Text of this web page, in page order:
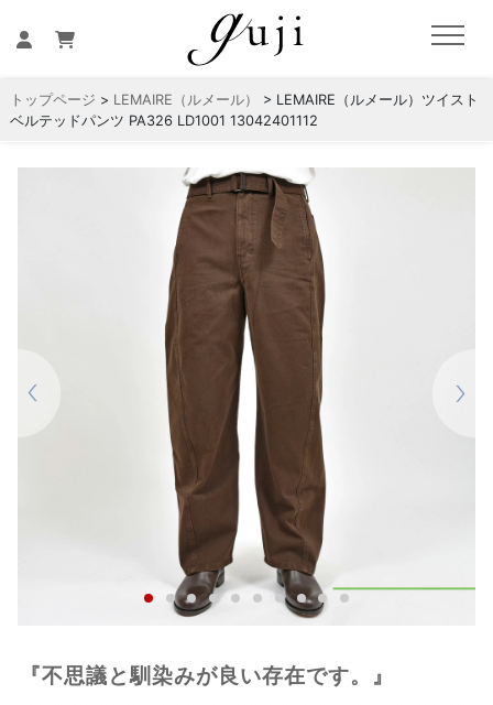
トップページ > LEMAIRE（ルメール）
> LEMAIRE（ルメール）ツイスト
ベルテッドパンツ PA326 LD1001 13042401112
『不思議と馴染みが良い存在です。』